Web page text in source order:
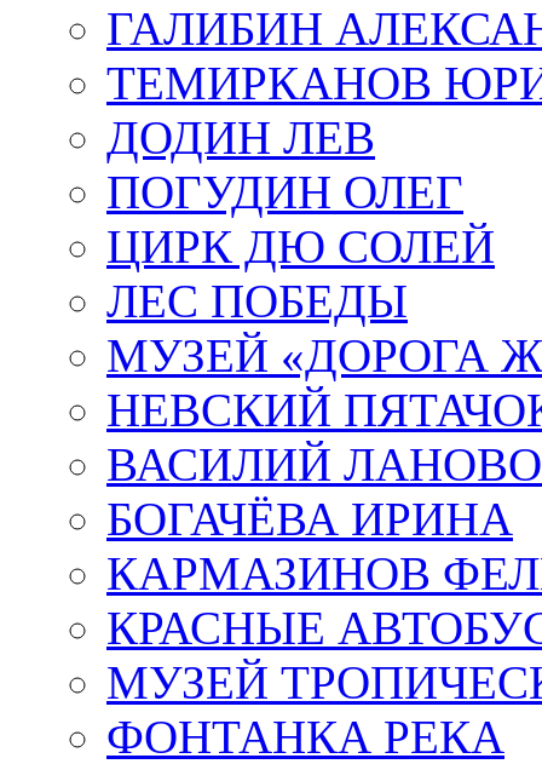
ГАЛИБИН
ТЕМИРКАНОВ
ДОДИН ЛЕВ
ПОГУДИН ОЛЕГ
ЦИРК ДЮ СОЛЕЙ
ЛЕС ПОБЕДЫ
МУЗЕЙ «ДОРОГА
НЕВСКИЙ
ВАСИЛИЙ
БОГАЧЁВА ИРИНА
КАРМАЗИНОВ
КРАСНЫЕ
МУЗЕЙ
ФОНТАНКА РЕКА